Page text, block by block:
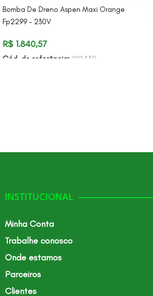
Bomba De Dreno Aspen Maxi Orange
Fp2299 – 230V
R$ 1.840,57
Cód. de referência: 100430
INSTITUCIONAL
Minha Conta
Trabalhe conosco
Onde estamos
Parceiros
Clientes